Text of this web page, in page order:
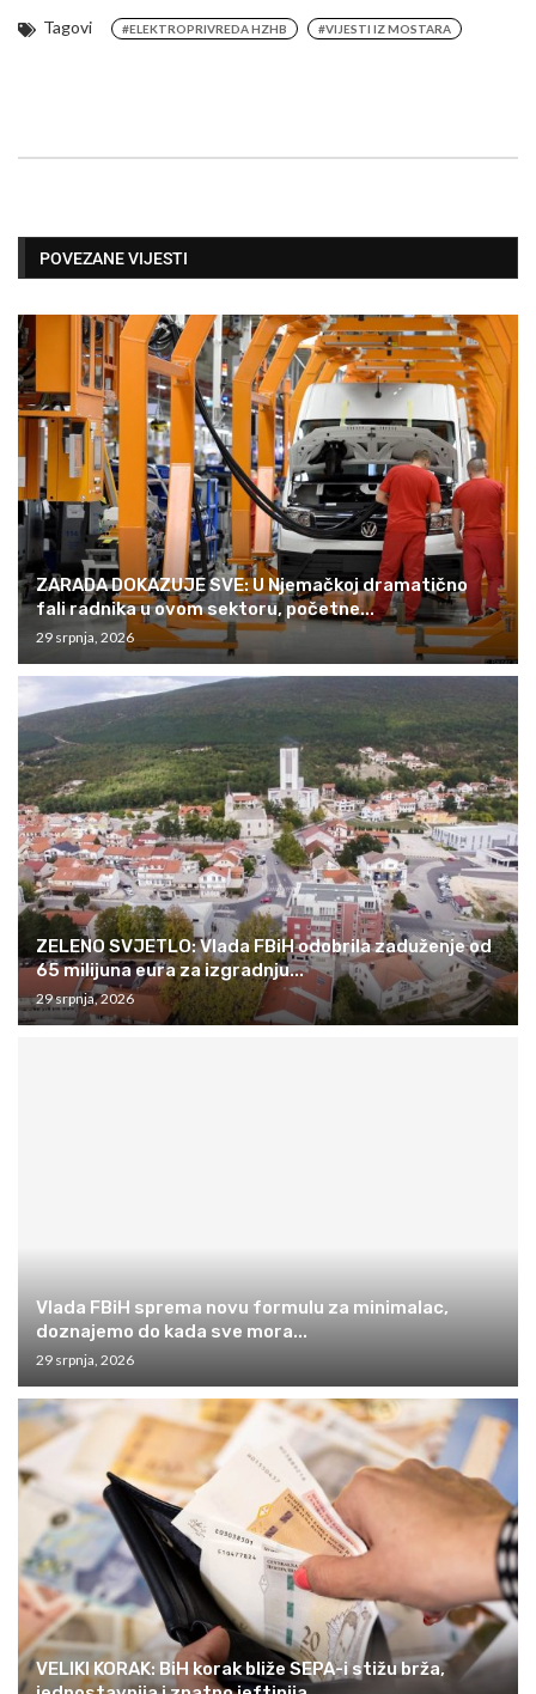
Tagovi #ELEKTROPRIVREDA HZHB #VIJESTI IZ MOSTARA
POVEZANE VIJESTI
ZARADA DOKAZUJE SVE: U Njemačkoj dramatično
fali radnika u ovom sektoru, početne...
29 srpnja, 2026
ZELENO SVJETLO: Vlada FBiH odobrila zaduženje od
65 milijuna eura za izgradnju...
29 srpnja, 2026
Vlada FBiH sprema novu formulu za minimalac,
doznajemo do kada sve mora...
29 srpnja, 2026
VELIKI KORAK: BiH korak bliže SEPA-i stižu brža,